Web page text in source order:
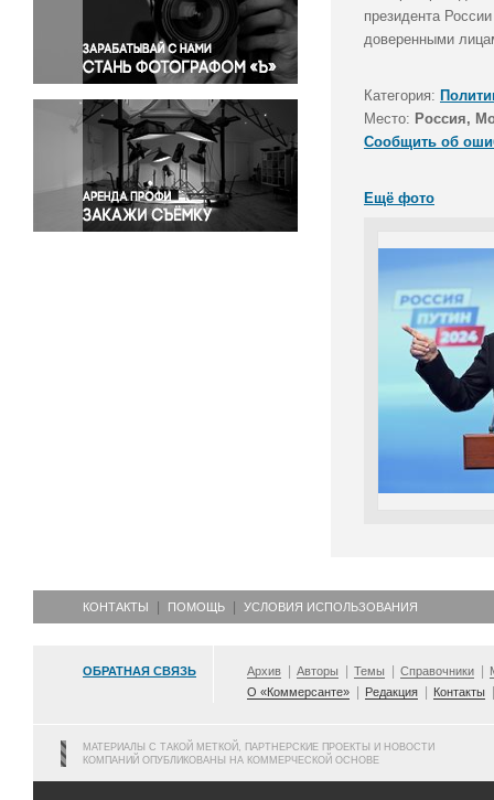
Правосудие
Происшествия и конфликты
Религия
Светская жизнь
Спорт
Экология
Экономика и бизнес
президента
доверенными
Категория:
Место: Россия,
Сообщить об
Ещё фото
КОНТАКТЫ ПОМОЩЬ УСЛОВИЯ ИСПОЛЬЗОВАНИЯ
ОБРАТНАЯ СВЯЗЬ Архив Авторы Темы Справочники
О «Коммерсанте»
Редакция Контакты
МАТЕРИАЛЫ С ТАКОЙ МЕТКОЙ, ПАРТНЕРСКИЕ ПРОЕКТЫ И НОВОСТИ
КОМПАНИЙ ОПУБЛИКОВАНЫ НА КОММЕРЧЕСКОЙ ОСНОВЕ